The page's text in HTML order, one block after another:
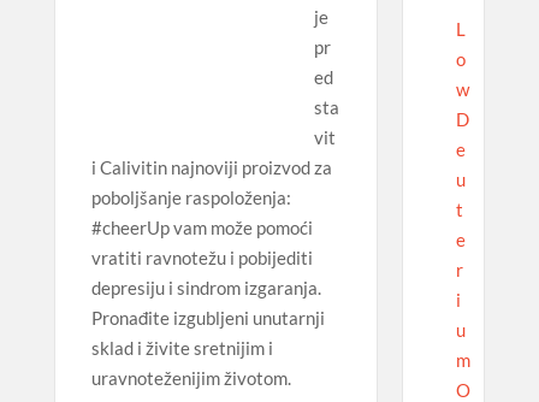
je
pr
ed
sta
vit
i Calivitin najnoviji proizvod za
poboljšanje raspoloženja:
#cheerUp vam može pomoći
vratiti ravnotežu i pobijediti
depresiju i sindrom izgaranja.
Pronađite izgubljeni unutarnji
sklad i živite sretnijim i
uravnoteženijim životom.
L
o
w
D
e
u
t
e
r
i
u
m
O